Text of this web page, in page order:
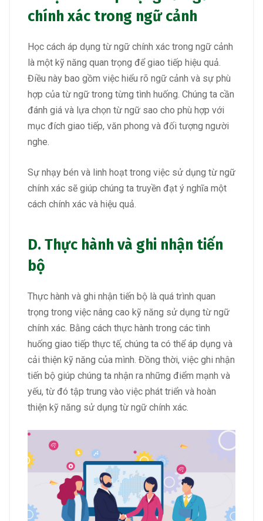
chính xác trong ngữ cảnh
Học cách áp dụng từ ngữ chính xác trong ngữ cảnh
là một kỹ năng quan trọng để giao tiếp hiệu quả.
Điều này bao gồm việc hiểu rõ ngữ cảnh và sự phù
hợp của từ ngữ trong từng tình huống. Chúng ta cần
đánh giá và lựa chọn từ ngữ sao cho phù hợp với
mục đích giao tiếp, văn phong và đối tượng người
nghe.
Sự nhạy bén và linh hoạt trong việc sử dụng từ ngữ
chính xác sẽ giúp chúng ta truyền đạt ý nghĩa một
cách chính xác và hiệu quả.
D. Thực hành và ghi nhận tiến
bộ
Thực hành và ghi nhận tiến bộ là quá trình quan
trọng trong việc nâng cao kỹ năng sử dụng từ ngữ
chính xác. Bằng cách thực hành trong các tình
huống giao tiếp thực tế, chúng ta có thể áp dụng và
cải thiện kỹ năng của mình. Đồng thời, việc ghi nhận
tiến bộ giúp chúng ta nhận ra những điểm mạnh và
yếu, từ đó tập trung vào việc phát triển và hoàn
thiện kỹ năng sử dụng từ ngữ chính xác.